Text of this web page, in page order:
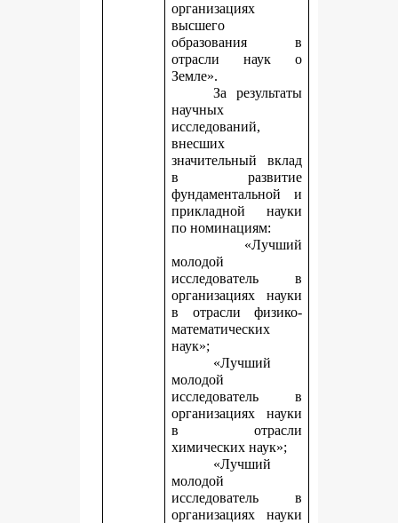
организациях
высшего
образования в
отрасли наук о
Земле».
За результаты
научных
исследований,
внесших
значительный вклад
в развитие
фундаментальной и
прикладной науки
по номинациям:
«Лучший
молодой
исследователь в
организациях науки
в отрасли физико-
математических
наук»;
«Лучший
молодой
исследователь в
организациях науки
в отрасли
химических наук»;
«Лучший
молодой
исследователь в
организациях науки